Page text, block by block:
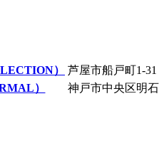
）
芦屋市船戸町1-
）
神戸市中央区明